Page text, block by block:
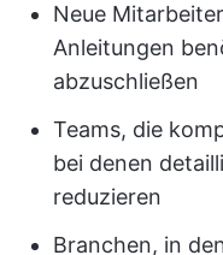
Neue
Anleitungen
abzuschließen
Teams, die
bei denen
reduzieren
Branchen, in